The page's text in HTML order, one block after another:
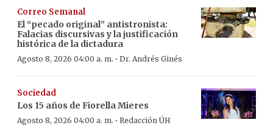
Correo Semanal
El “pecado original” antistronista:
Falacias discursivas y la justificación
histórica de la dictadura
Agosto 8, 2026 04:00 a. m. · Dr. Andrés Ginés
Sociedad
Los 15 años de Fiorella Mieres
Agosto 8, 2026 04:00 a. m. · Redacción ÚH